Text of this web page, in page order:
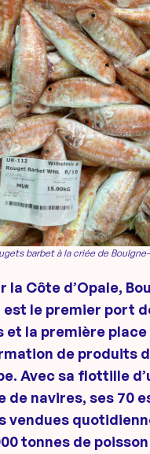
barbet à la criée de
la Côte d’Opale,
le premier port
et la première place
de produits
Avec sa flottille
de navires, ses 70
vendues
tonnes de